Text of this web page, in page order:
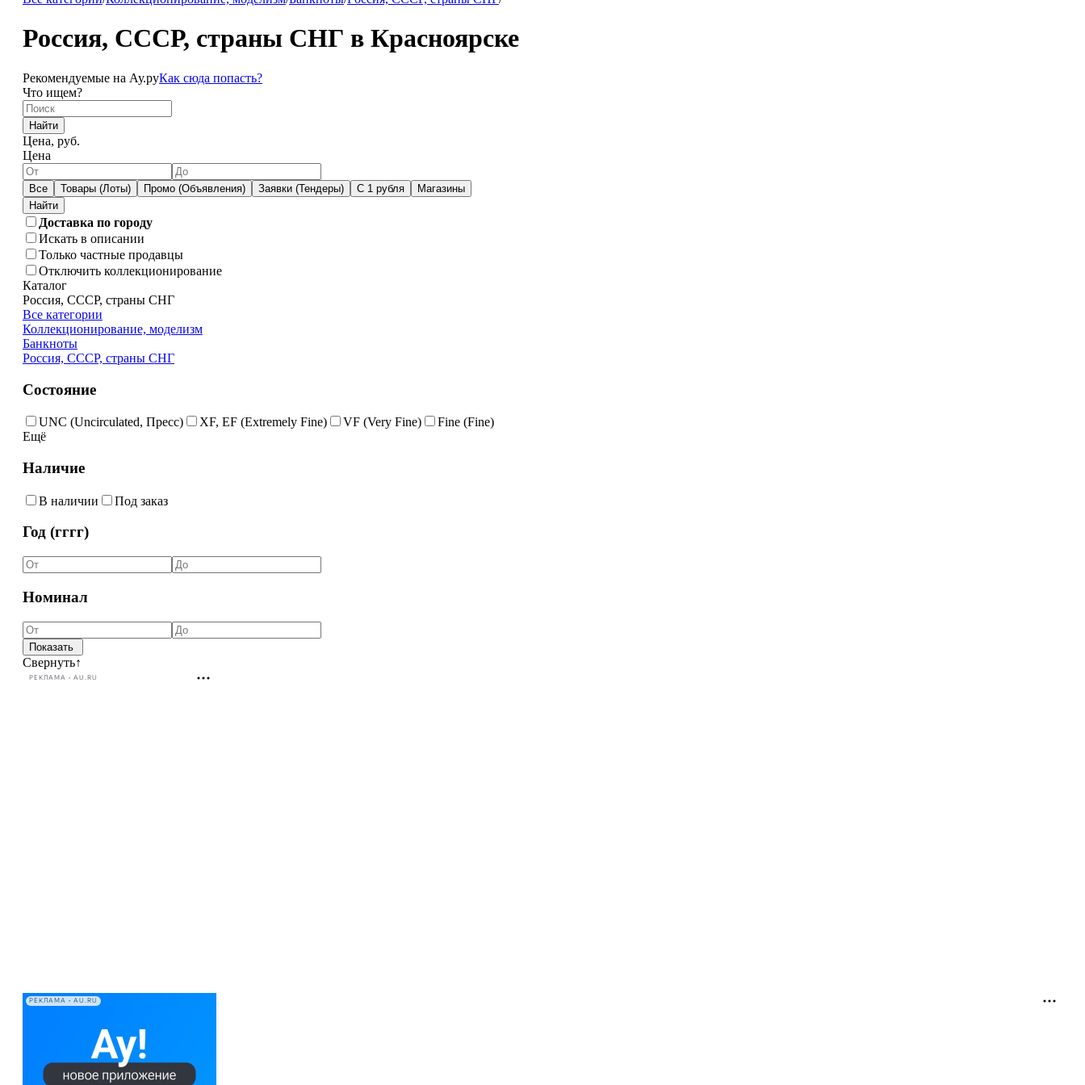
Россия, СССР, страны СНГ в Красноярске
Рекомендуемые на Ау.руКак сюда попасть?
Что ищем?
Найти
Цена, руб.
Цена
Все Товары (Лоты) Промо (Объявления) Заявки (Тендеры) С 1 рубля Магазины
Доставка по городу
Искать в описании
Только частные продавцы
Отключить коллекционирование
Каталог
Россия, СССР, страны СНГ
Все категории
Коллекционирование, моделизм
Банкноты
Россия, СССР, страны СНГ
Состояние
UNC (Uncirculated, Пресс) XF, EF (Extremely Fine) VF (Very Fine)
Fine (Fine)
Ещё
Наличие
В наличии Под заказ
Год (гггг)
Номинал
Свернуть↑
РЕКЛАМА • AU.RU
РЕКЛАМА • AU.RU